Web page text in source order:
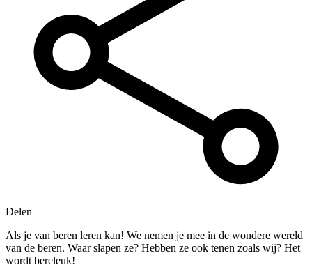
Delen
Als je van beren leren kan! We nemen je mee in de wondere wereld
van de beren. Waar slapen ze? Hebben ze ook tenen zoals wij? Het
wordt bereleuk!